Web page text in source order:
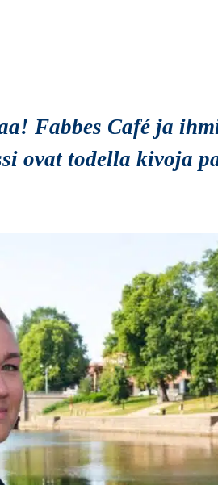
Fabbes Café ja
ovat todella kivoja